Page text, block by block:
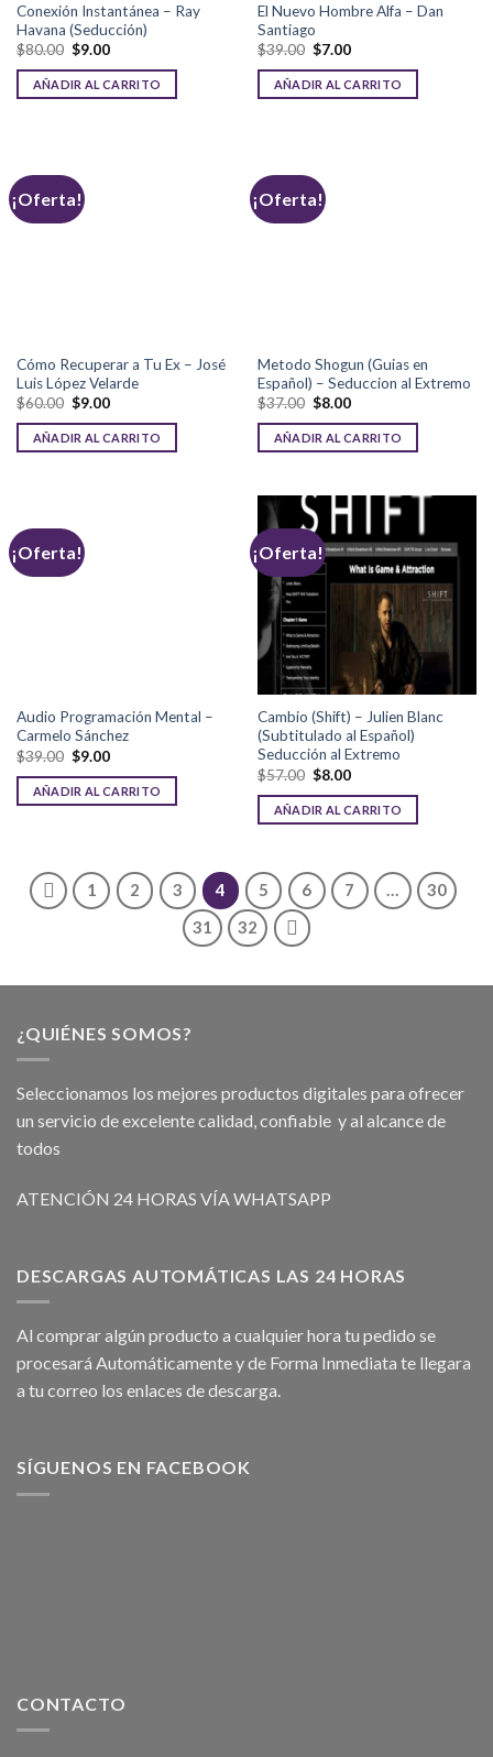
Conexión Instantánea – Ray
Havana (Seducción)
$80.00 $9.00
AÑADIR AL CARRITO
El Nuevo Hombre Alfa – Dan
Santiago
$39.00 $7.00
AÑADIR AL CARRITO
¡Oferta!
Cómo Recuperar a Tu Ex – José
Luis López Velarde
$60.00 $9.00
AÑADIR AL CARRITO
¡Oferta!
Metodo Shogun (Guias en
Español) – Seduccion al Extremo
$37.00 $8.00
AÑADIR AL CARRITO
¡Oferta!
Audio Programación Mental –
Carmelo Sánchez
$39.00 $9.00
AÑADIR AL CARRITO
¡Oferta!
Cambio (Shift) – Julien Blanc
(Subtitulado al Español)
Seducción al Extremo
$57.00 $8.00
AÑADIR AL CARRITO
1 2 3 4 5 6 7 …
30
31
32
¿QUIÉNES SOMOS?
Seleccionamos los mejores productos digitales para ofrecer
un servicio de excelente calidad, confiable y al alcance de
todos
ATENCIÓN 24 HORAS VÍA WHATSAPP
DESCARGAS AUTOMÁTICAS LAS 24 HORAS
Al comprar algún producto a cualquier hora tu pedido se
procesará Automáticamente y de Forma Inmediata te llegara
a tu correo los enlaces de descarga.
SÍGUENOS EN FACEBOOK
CONTACTO